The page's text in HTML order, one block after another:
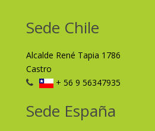
Sede Chile
Alcalde René Tapia 1786
Castro
+ 56 9 56347935
Sede España